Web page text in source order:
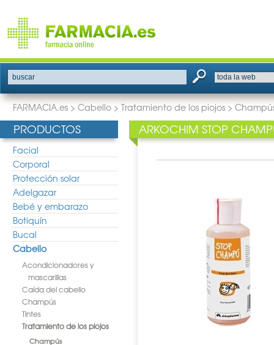
buscar
FARMACIA.es > Cabello > Tratamiento de los piojos >
PRODUCTOS
Facial
Corporal
Protección solar
Adelgazar
Bebé y embarazo
Botiquín
Bucal
Cabello
Acondicionadores y
mascarillas
Caída del cabello
Champús
Tintes
Tratamiento de los piojos
Champús
ARKOCHIM STOP